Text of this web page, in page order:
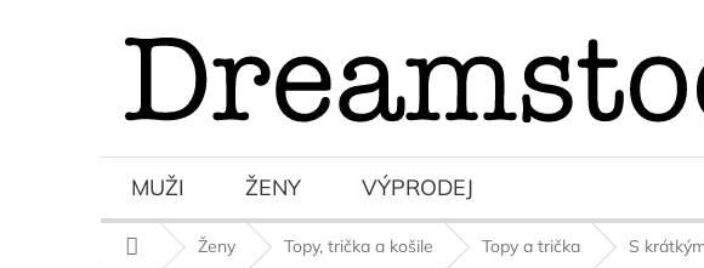
MUŽI ŽENY VÝPRODEJ
Domů Ženy Topy, trička a košile Topy a trička S